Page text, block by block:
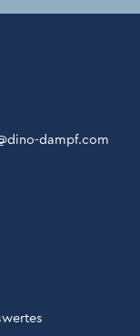
dampf.com